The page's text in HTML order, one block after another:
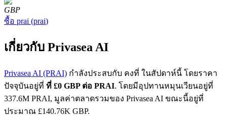
ฟิวเจอร์ส COIN-M
ฟิวเจอร์สสกุลเงินดิจิทัล
GBP
ซื้อ prai (prai)
เกี่ยวกับ Privasea AI
Privasea AI (PRAI) กำลังประสบกับ คงที่ ในสัปดาห์นี้ โดยราคา
ปัจจุบันอยู่ที่ ที่ £0 GBP ต่อ PRAI. โดยมีอุปทานหมุนเวียนอยู่ที่
337.6M PRAI, มูลค่าตลาดรวมของ Privasea AI ขณะนี้อยู่ที่
ประมาณ £140.76K GBP.